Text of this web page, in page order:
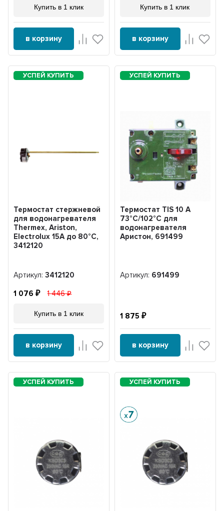
Купить в 1 клик
в корзину
Купить в 1 клик
в корзину
Термостат стержневой
для водонагревателя
Thermex, Ariston,
Electrolux 15A до 80°С,
3412120
Артикул:3412120
1 076 1 446
Купить в 1 клик
в корзину
Термостат TIS 10 А
73°C/102°C для
водонагревателя
Аристон, 691499
Артикул: 691499
1 875
в корзину